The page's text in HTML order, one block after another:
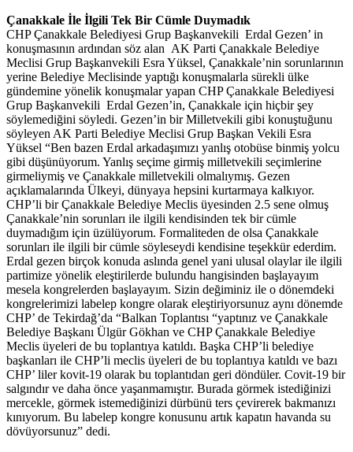
Çanakkale İle İlgili Tek Bir Cümle Duymadık
CHP Çanakkale Belediyesi Grup Başkanvekili Erdal Gezen’ in
konuşmasının ardından söz alan AK Parti Çanakkale Belediye
Meclisi Grup Başkanvekili Esra Yüksel, Çanakkale’nin sorunlarının
yerine Belediye Meclisinde yaptığı konuşmalarla sürekli ülke
gündemine yönelik konuşmalar yapan CHP Çanakkale Belediyesi
Grup Başkanvekili Erdal Gezen’in, Çanakkale için hiçbir şey
söylemediğini söyledi. Gezen’in bir Milletvekili gibi konuştuğunu
söyleyen AK Parti Belediye Meclisi Grup Başkan Vekili Esra
Yüksel “Ben bazen Erdal arkadaşımızı yanlış otobüse binmiş yolcu
gibi düşünüyorum. Yanlış seçime girmiş milletvekili seçimlerine
girmeliymiş ve Çanakkale milletvekili olmalıymış. Gezen
açıklamalarında Ülkeyi, dünyaya hepsini kurtarmaya kalkıyor.
CHP’li bir Çanakkale Belediye Meclis üyesinden 2.5 sene olmuş
Çanakkale’nin sorunları ile ilgili kendisinden tek bir cümle
duymadığım için üzülüyorum. Formaliteden de olsa Çanakkale
sorunları ile ilgili bir cümle söyleseydi kendisine teşekkür ederdim.
Erdal gezen birçok konuda aslında genel yani ulusal olaylar ile ilgili
partimize yönelik eleştirilerde bulundu hangisinden başlayayım
mesela kongrelerden başlayayım. Sizin değiminiz ile o dönemdeki
kongrelerimizi labelep kongre olarak eleştiriyorsunuz aynı dönemde
CHP’ de Tekirdağ’da “Balkan Toplantısı “yaptınız ve Çanakkale
Belediye Başkanı Ülgür Gökhan ve CHP Çanakkale Belediye
Meclis üyeleri de bu toplantıya katıldı. Başka CHP’li belediye
başkanları ile CHP’li meclis üyeleri de bu toplantıya katıldı ve bazı
CHP’ liler kovit-19 olarak bu toplantıdan geri döndüler. Covit-19 bir
salgındır ve daha önce yaşanmamıştır. Burada görmek istediğinizi
mercekle, görmek istemediğinizi dürbünü ters çevirerek bakmanızı
kınıyorum. Bu labelep kongre konusunu artık kapatın havanda su
dövüyorsunuz” dedi.